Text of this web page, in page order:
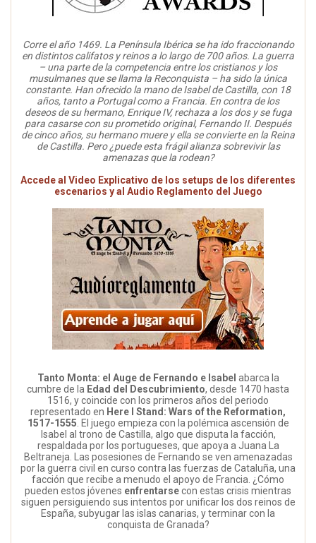
Corre el año 1469. La Península Ibérica se ha ido fraccionando
en distintos califatos y reinos a lo largo de 700 años. La guerra
– una parte de la competencia entre los cristianos y los
musulmanes que se llama la Reconquista – ha sido la única
constante. Han ofrecido la mano de Isabel de Castilla, con 18
años, tanto a Portugal como a Francia. En contra de los
deseos de su hermano, Enrique IV, rechaza a los dos y se fuga
para casarse con su prometido original, Fernando II. Después
de cinco años, su hermano muere y ella se convierte en la Reina
de Castilla. Pero ¿puede esta frágil alianza sobrevivir las
amenazas que la rodean?
Accede al Video Explicativo de los setups de los diferentes
escenarios y al Audio Reglamento del Juego
Tanto Monta: el Auge de Fernando e Isabel abarca la
cumbre de la Edad del Descubrimiento, desde 1470 hasta
1516, y coincide con los primeros años del periodo
representado en Here I Stand: Wars of the Reformation,
1517-1555. El juego empieza con la polémica ascensión de
Isabel al trono de Castilla, algo que disputa la facción,
respaldada por los portugueses, que apoya a Juana La
Beltraneja. Las posesiones de Fernando se ven amenazadas
por la guerra civil en curso contra las fuerzas de Cataluña, una
facción que recibe a menudo el apoyo de Francia. ¿Cómo
pueden estos jóvenes enfrentarsecon estas crisis mientras
siguen persiguiendo sus intentos por unificar los dos reinos de
España, subyugar las islas canarias, y terminar con la
conquista de Granada?